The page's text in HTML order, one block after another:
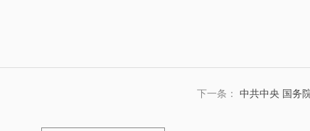
下一条： 中共中央 国务